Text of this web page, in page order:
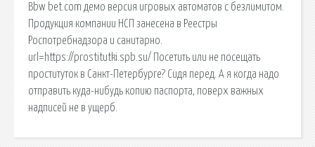
Bbw bet.com демо версия игровых автоматов с безлимитом.
Продукция компании НСП занесена в Реестры
Роспотребнадзора и санитарно.
url=https://prostitutki.spb.su/ Посетить или не посещать
проституток в Санкт-Петербурге? Сидя перед. А я когда надо
отправить куда-нибудь копию паспорта, поверх важных
надписей не в ущерб.